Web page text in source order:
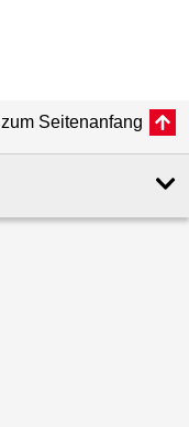
zum Seitenanfang